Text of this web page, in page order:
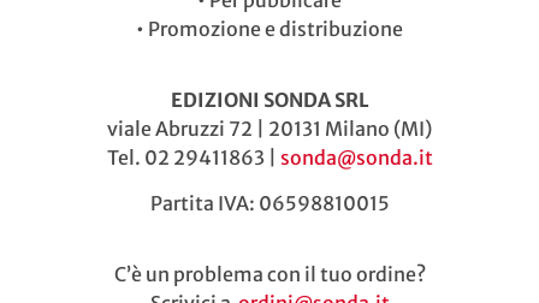
• Promozione e distribuzione
EDIZIONI SONDA SRL
viale Abruzzi 72 | 20131 Milano (MI)
Tel. 02 29411863 | sonda@sonda.it
Partita IVA: 06598810015
C’è un problema con il tuo ordine?